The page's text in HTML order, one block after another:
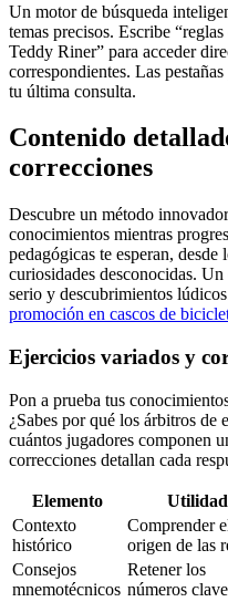
Un motor de búsqueda
temas precisos. Escribe
Teddy Riner” para acceder
correspondientes. Las
tu última consulta.
Contenido
correcciones
Descubre un método
conocimientos mientras
pedagógicas te esperan, desde
curiosidades desconocidas.
serio y descubrimientos
promoción en cascos de
Ejercicios variados y
Pon a prueba tus
¿Sabes por qué los árbitros de
cuántos jugadores componen
correcciones detallan cada
Elemento Utilidad
Contexto
histórico
Comprender
origen de las
Consejos
mnemotécnicos
Retener los
números clave